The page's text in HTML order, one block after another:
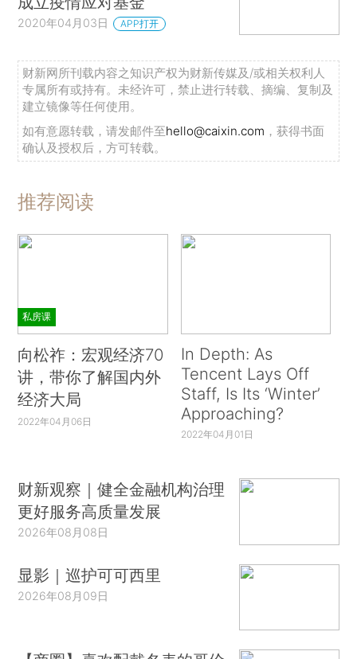
2020年04月03日 APP打开
财新网所刊载内容之知识产权为财新传媒及/或相关权利人
专属所有或持有。未经许可，禁止进行转载、摘编、复制及
建立镜像等任何使用。
如有意愿转载，请发邮件至hello@caixin.com ，获得书面
确认及授权后，方可转载。
推荐阅读
私房课
向松祚：宏观经济70
讲，带你了解国内外
经济大局
2022年04月06日
In Depth: As
Tencent Lays Off
Staff, Is Its ‘Winter’
Approaching?
2022年04月01日
财新观察｜健全金融机构治理
更好服务高质量发展
2026年08月08日
显影｜巡护可可西里
2026年08月09日